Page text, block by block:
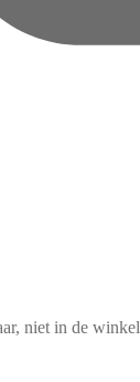
niet in de winkel